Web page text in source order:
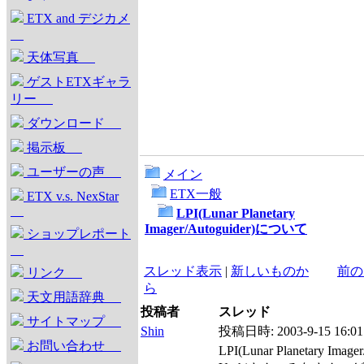
ETX and デジカメ
天体写真
ゲストETXギャラ
リー
ダウンロード
掲示板
ユーザーの声
ETX v.s. NexStar
ショップレポート
リンク
天文用語辞典
サイトマップ
お問い合わせ
メイン
ETX一般
LPI(Lunar Planetary
Imager/Autoguider)について
スレッド表示 | 新しいものか
ら
前
投稿者
スレッド
Shin
投稿日時: 2003-9-15 16:01
LPI(Lunar Planetary